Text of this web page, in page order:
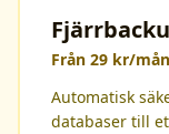
Från 29 kr/mån
Automatisk
databaser till